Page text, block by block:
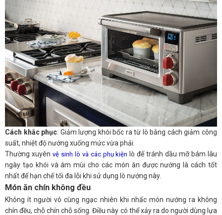
Cách khắc phục: Giảm lượng khói bốc ra từ lò bằng cách giảm công
suất, nhiệt độ nướng xuống mức vừa phải.
Thường xuyên vệ sinh lò và các phụ kiện lò để tránh dầu mỡ bám lâu
ngày tạo khói và ám mùi cho các món ăn được nướng là cách tốt
nhất để hạn chế tối đa lỗi khi sử dụng lò nướng này.
Món ăn chín không đều
Không ít người vô cùng ngạc nhiên khi nhấc món nướng ra không
chín đều, chỗ chín chỗ sống. Điều này có thể xảy ra do người dùng lựa